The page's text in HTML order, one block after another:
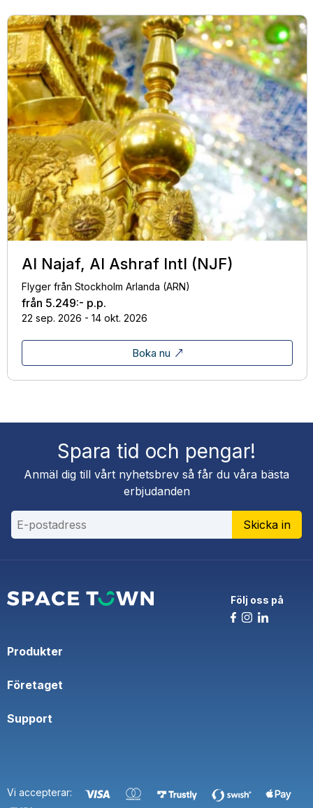
Al Najaf, Al Ashraf Intl (NJF)
Flyger från Stockholm Arlanda (ARN)
från 5.249:- p.p.
22 sep. 2026 - 14 okt. 2026
Boka nu
Spara tid och pengar!
Anmäl dig till vårt nyhetsbrev så får du våra bästa
erbjudanden
Skicka in
Följ oss på
Produkter
Företaget
Support
Vi accepterar: